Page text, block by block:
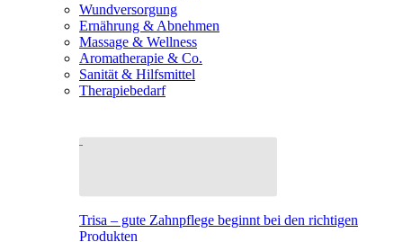
Wundversorgung
Ernährung & Abnehmen
Massage & Wellness
Aromatherapie & Co.
Sanität & Hilfsmittel
Therapiebedarf
Trisa – gute Zahnpflege beginnt bei den richtigen
Produkten